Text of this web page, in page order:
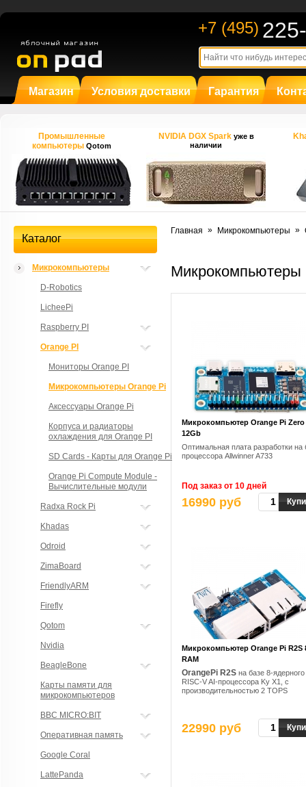
+7 (495)
Магазин Условия доставки Гарантия
Промышленные
компьютерыQotom
NVIDIA DGX Spark уже в
наличии
Каталог
Микрокомпьютеры
D-Robotics
LicheePi
Raspberry PI
Orange PI
Мониторы Orange PI
Микрокомпьютеры Orange Pi
Аксессуары Orange Pi
Корпуса и радиаторы
охлаждения для Orange PI
SD Cards - Карты для Orange Pi
Orange Pi Compute Module -
Вычислительные модули
Radxa Rock Pi
Khadas
Odroid
ZimaBoard
FriendlyARM
Firefly
Qotom
Nvidia
BeagleBone
Карты памяти для
микрокомпьютеров
BBC MICRO:BIT
Оперативная память
Google Coral
LattePanda
Главная » Микрокомпьютеры »
Микрокомпьютеры
Микрокомпьютер Orange Pi Zero
12Gb
Оптимальная плата разработки на
процессора Allwinner A733
Под заказ от 10 дней
16990 руб
Микрокомпьютер Orange Pi R2S
RAM
OrangePi R2S на базе 8-ядерного
RISC-V AI-процессора Ky X1, с
производительностью 2 TOPS
22990 руб